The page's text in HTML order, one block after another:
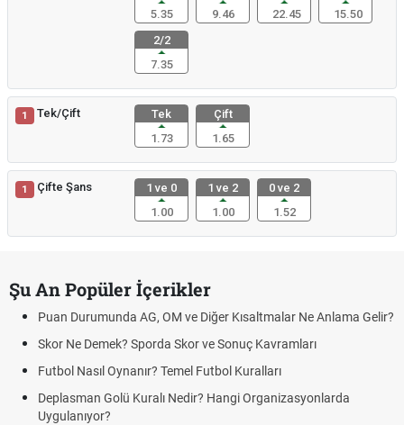
5.35
9.46
22.45
15.50
2/2
7.35
1 Tek/Çift
Tek
1.73
Çift
1.65
1 Çifte Şans
1 ve 0
1.00
1 ve 2
1.00
0 ve 2
1.52
Şu An Popüler İçerikler
Puan Durumunda AG, OM ve Diğer Kısaltmalar Ne Anlama Gelir?
Skor Ne Demek? Sporda Skor ve Sonuç Kavramları
Futbol Nasıl Oynanır? Temel Futbol Kuralları
Deplasman Golü Kuralı Nedir? Hangi Organizasyonlarda
Uygulanıyor?